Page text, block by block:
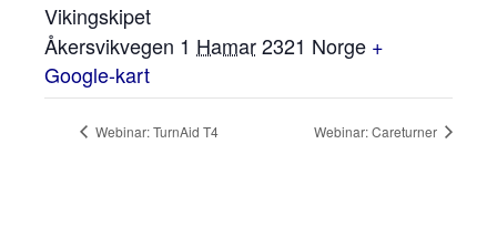
Vikingskipet
Åkersvikvegen 1 Hamar2321 Norge +
Google-kart
Webinar: TurnAid T4 Webinar: Careturner